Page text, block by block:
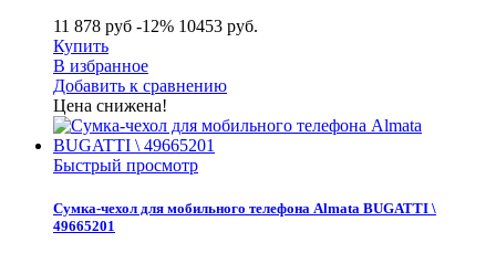
11 878 руб -12% 10453 руб.
Купить
В избранное
Добавить к сравнению
Цена снижена!
Быстрый просмотр
Сумка-чехол для мобильного телефона Almata BUGATTI \
49665201